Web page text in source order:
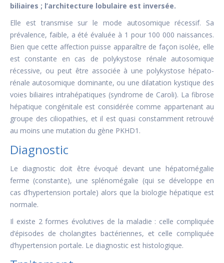
biliaires ; l’architecture lobulaire est inversée.
Elle est transmise sur le mode autosomique récessif. Sa
prévalence, faible, a été évaluée à 1 pour 100 000 naissances.
Bien que cette affection puisse apparaître de façon isolée, elle
est constante en cas de polykystose rénale autosomique
récessive, ou peut être associée à une polykystose hépato-
rénale autosomique dominante, ou une dilatation kystique des
voies biliaires intrahépatiques (syndrome de Caroli). La fibrose
hépatique congénitale est considérée comme appartenant au
groupe des ciliopathies, et il est quasi constamment retrouvé
au moins une mutation du gène PKHD1.
Diagnostic
Le diagnostic doit être évoqué devant une hépatomégalie
ferme (constante), une splénomégalie (qui se développe en
cas d’hypertension portale) alors que la biologie hépatique est
normale.
Il existe 2 formes évolutives de la maladie : celle compliquée
d’épisodes de cholangites bactériennes, et celle compliquée
d’hypertension portale. Le diagnostic est histologique.